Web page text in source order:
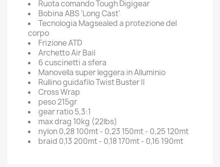
Ruota comando Tough Digigear
Bobina ABS ‘Long Cast’
Tecnologia Magsealed a protezione del
corpo
Frizione ATD
Archetto Air Bail
6 cuscinetti a sfera
Manovella super leggera in Alluminio
Rullino guidafilo Twist Buster II
Cross Wrap
peso 215gr
gear ratio 5,3:1
max drag 10kg (22lbs)
nylon 0,28 100mt - 0,23 150mt - 0,25 120mt
braid 0,13 200mt - 0,18 170mt - 0,16 190mt